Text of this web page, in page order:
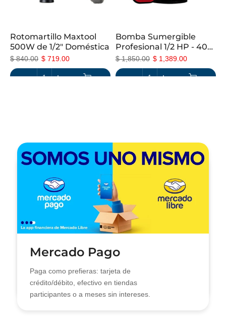
Rotomartillo Maxtool
500W de 1/2" Doméstica
$ 840.00 $ 719.00
Bomba Sumergible
Profesional 1/2 HP - 400
W para Agua Sucia
$ 1,850.00 $ 1,389.00
Mercado Pago
Paga como prefieras: tarjeta de
crédito/débito, efectivo en tiendas
participantes o a meses sin intereses.
En Aksi compra hoy y paga Aplazo.